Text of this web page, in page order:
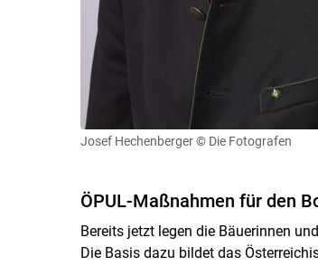
Josef Hechenberger © Die Fotografen
ÖPUL-Maßnahmen für den
Bereits jetzt legen die Bäuerinnen
Die Basis dazu bildet das